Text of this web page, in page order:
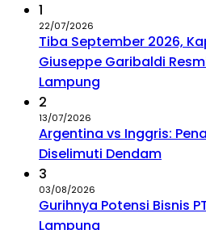
1
22/07/2026
Tiba September 2026,
Giuseppe Garibaldi
Lampung
2
13/07/2026
Argentina vs Inggris:
Diselimuti Dendam
3
03/08/2026
Gurihnya Potensi Bisnis
Lampung